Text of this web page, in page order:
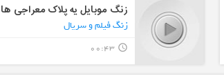
زنگ موبایل یه پلاک معراجی ها
زنگ فیلم و سریال
query_builder
00:43